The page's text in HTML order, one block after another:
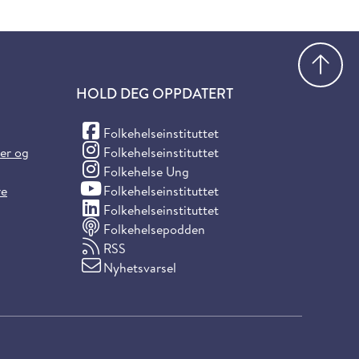
og
HOLD DEG OPPDATERT
Folkehelseinstituttet
(Facebook)
Folkehelseinstituttet
(Instagram)
Folkehelse Ung
(Instagram)
Folkehelseinstituttet
(YouTube)
Folkehelseinstituttet
(LinkedIn)
Folkehelsepodden
RSS
Nyhetsvarsel